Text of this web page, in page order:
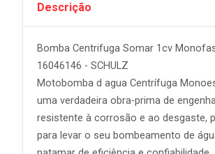
9x
11x
12x R$
Descrição
Bomba Centrifuga Somar 1cv
16046146 - SCHULZ
Motobomba d agua Centrífuga
uma verdadeira obra-prima de
resistente à corrosão e ao desgaste,
para levar o seu bombeamento de